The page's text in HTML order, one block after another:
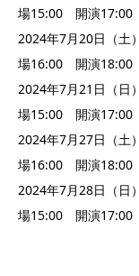
場15:00 開演17:00
2024年7月20日
場16:00 開演
2024年7月21日
場15:00 開演
2024年7月27日
場16:00 開演18:00
2024年7月28日
場15:00 開演17:00